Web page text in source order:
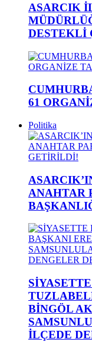
ASARCIK
DESTEKLİ
61
Politika
ANAHTAR
BİNGÖL
İLÇEDE